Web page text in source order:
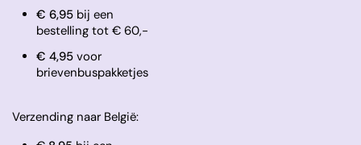
€ 6,95 bij een
bestelling tot € 60,-
​€ 4,95 voor
brievenbuspakketjes
Verzending naar België: